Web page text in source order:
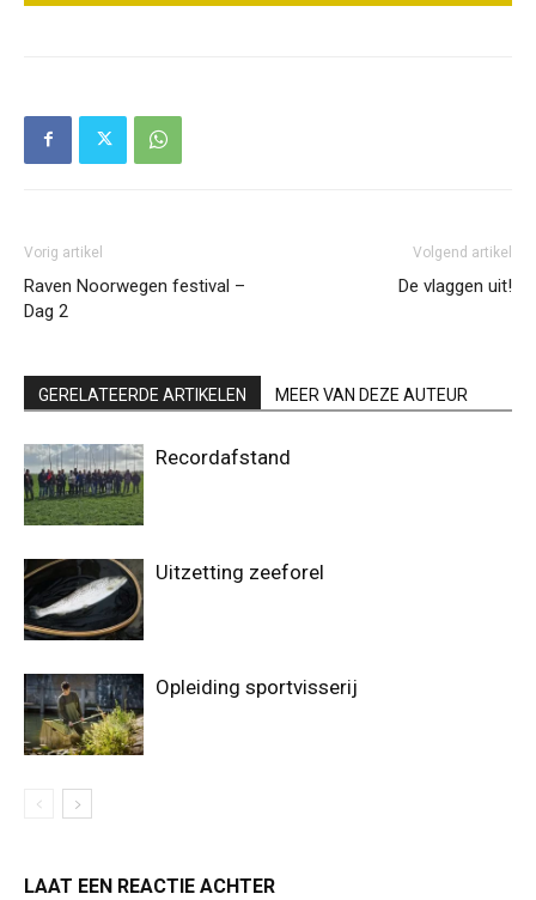
Vorig artikel
Raven Noorwegen festival –
Dag 2
Volgend artikel
De vlaggen uit!
GERELATEERDE ARTIKELEN MEER VAN DEZE AUTEUR
Recordafstand
Uitzetting zeeforel
Opleiding sportvisserij
LAAT EEN REACTIE ACHTER